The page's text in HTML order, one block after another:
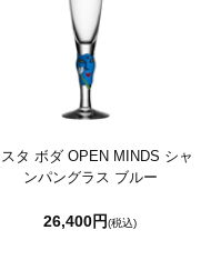
スタ ボダ OPEN MINDS シャ
ンパングラス ブルー
26,400円(税込)